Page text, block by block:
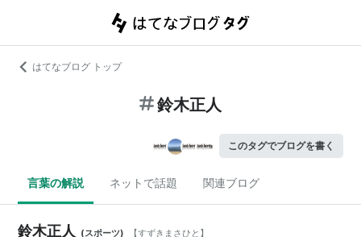
はてなブログ トップ
鈴木正人
このタグでブログを書く
言葉の解説 ネットで話題 関連ブログ
鈴木正人 (スポーツ) 【すずきまさひと 】